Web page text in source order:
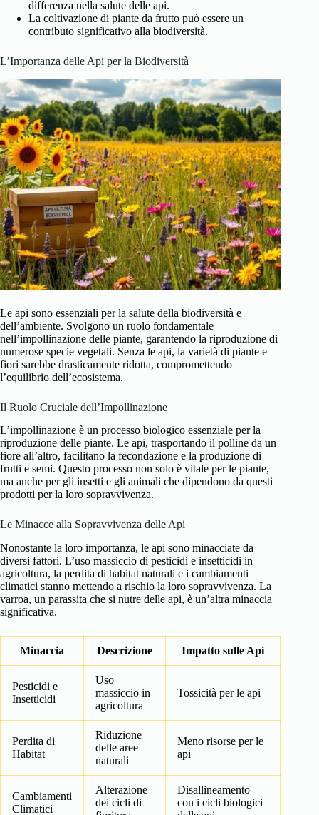
differenza nella salute delle api.
La coltivazione di piante da frutto può essere un
contributo significativo alla biodiversità.
L’Importanza delle Api per la Biodiversità
Le api sono essenziali per la salute della biodiversità e
dell’ambiente. Svolgono un ruolo fondamentale
nell’impollinazione delle piante, garantendo la riproduzione di
numerose specie vegetali. Senza le api, la varietà di piante e
fiori sarebbe drasticamente ridotta, compromettendo
l’equilibrio dell’ecosistema.
Il Ruolo Cruciale dell’Impollinazione
L’impollinazione è un processo biologico essenziale per la
riproduzione delle piante. Le api, trasportando il polline da un
fiore all’altro, facilitano la fecondazione e la produzione di
frutti e semi. Questo processo non solo è vitale per le piante,
ma anche per gli insetti e gli animali che dipendono da questi
prodotti per la loro sopravvivenza.
Le Minacce alla Sopravvivenza delle Api
Nonostante la loro importanza, le api sono minacciate da
diversi fattori. L’uso massiccio di pesticidi e insetticidi in
agricoltura, la perdita di habitat naturali e i cambiamenti
climatici stanno mettendo a rischio la loro sopravvivenza. La
varroa, un parassita che si nutre delle api, è un’altra minaccia
significativa.
Minaccia Descrizione Impatto sulle Api
Pesticidi e
Insetticidi
Uso
massiccio in
agricoltura
Tossicità per le api
Perdita di
Habitat
Riduzione
delle aree
naturali
Meno risorse per le
api
Cambiamenti
Climatici
Alterazione
dei cicli di
Disallineamento
con i cicli biologici